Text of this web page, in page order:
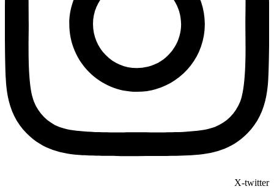
X-twitter